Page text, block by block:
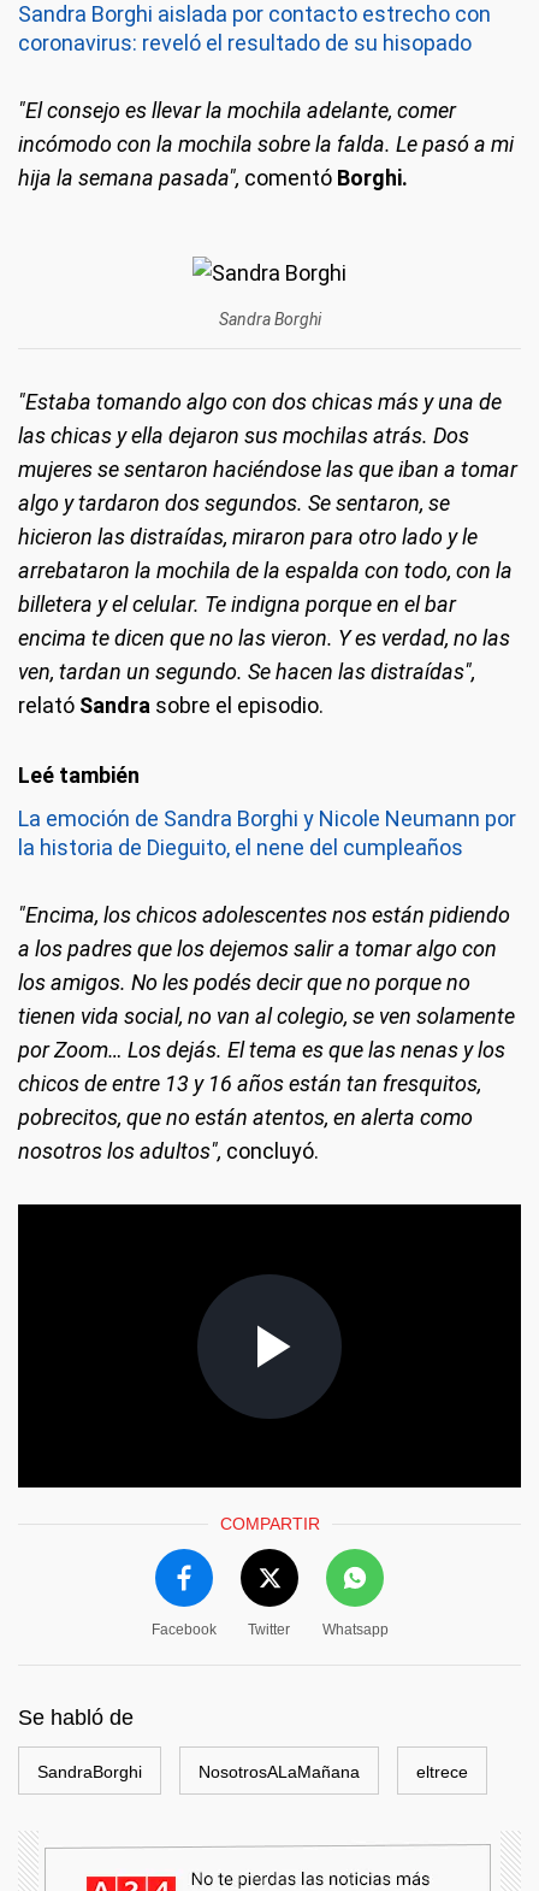
Sandra Borghi aislada por contacto estrecho con
coronavirus: reveló el resultado de su hisopado
"El consejo es llevar la mochila adelante, comer
incómodo con la mochila sobre la falda. Le pasó a mi
hija la semana pasada", comentó Borghi.
Sandra Borghi
"Estaba tomando algo con dos chicas más y una de
las chicas y ella dejaron sus mochilas atrás. Dos
mujeres se sentaron haciéndose las que iban a tomar
algo y tardaron dos segundos. Se sentaron, se
hicieron las distraídas, miraron para otro lado y le
arrebataron la mochila de la espalda con todo, con la
billetera y el celular. Te indigna porque en el bar
encima te dicen que no las vieron. Y es verdad, no las
ven, tardan un segundo. Se hacen las distraídas",
relató Sandra sobre el episodio.
La emoción de Sandra Borghi y Nicole Neumann por
la historia de Dieguito, el nene del cumpleaños
"Encima, los chicos adolescentes nos están pidiendo
a los padres que los dejemos salir a tomar algo con
los amigos. No les podés decir que no porque no
tienen vida social, no van al colegio, se ven solamente
por Zoom… Los dejás. El tema es que las nenas y los
chicos de entre 13 y 16 años están tan fresquitos,
pobrecitos, que no están atentos, en alerta como
nosotros los adultos", concluyó.
COMPARTIR
Facebook Twitter Whatsapp
Se habló de
SandraBorghi NosotrosALaMañana eltrece